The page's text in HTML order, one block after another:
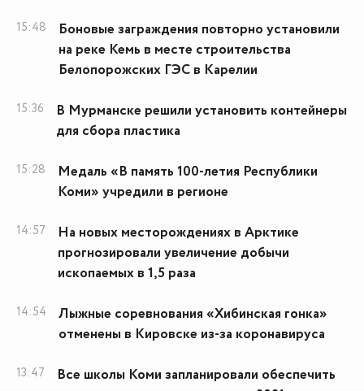
15:48
Боновые заграждения повторно установили
на реке Кемь в месте строительства
Белопорожских ГЭС в Карелии
15:36
В Мурманске решили установить контейнеры
для сбора пластика
15:28
Медаль «В память 100-летия Республики
Коми» учредили в регионе
14:57
На новых месторождениях в Арктике
прогнозировали увеличение добычи
ископаемых в 1,5 раза
14:54
Лыжные соревнования «Хибинская гонка»
отменены в Кировске из-за коронавируса
13:47
Все школы Коми запланировали обеспечить